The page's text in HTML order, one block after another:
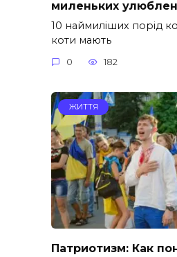
миленьких
10 наймиліших порід
коти мають
0 182
ЖИТТЯ
Патриотизм: Как